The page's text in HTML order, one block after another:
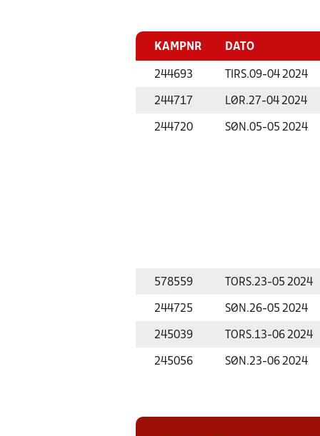
KAMPNR DATO
244693 TIRS.09-04 2024
244717 LØR.27-04 2024
244720 SØN.05-05 2024
578559 TORS.23-05 2024
244725 SØN.26-05 2024
245039 TORS.13-06 2024
245056 SØN.23-06 2024